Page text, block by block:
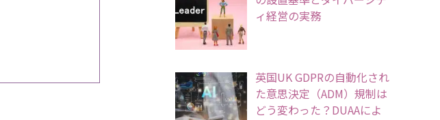
ィ経営の実務
英国UK GDPRの自動化され
た意思決定（ADM）規制は
どう変わった？DUAAによ